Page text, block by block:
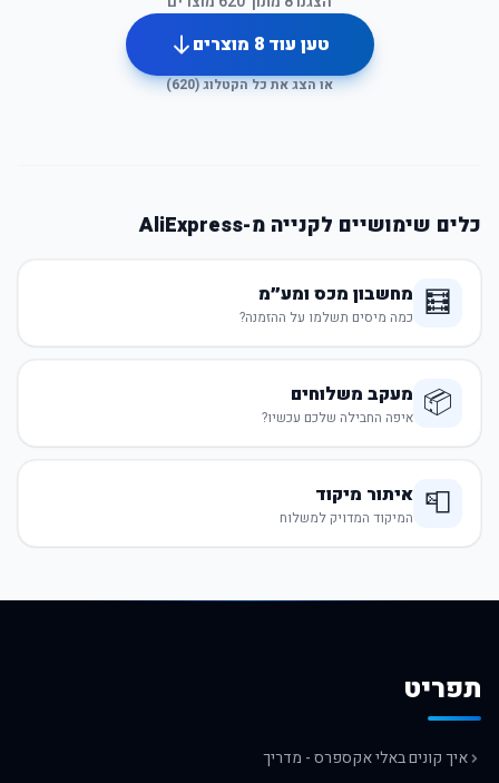
טען עוד8 מוצרים
או הצג את כל הקטלוג (620
)
כלים שימושיים לקנייה מ-AliExpress
🧮 מחשבון מכס ומע״מ
כמה מיסים תשלמו על ההזמנה?
📦 מעקב משלוחים
איפה החבילה שלכם עכשיו?
📮 איתור מיקוד
המיקוד המדויק למשלוח
תפריט
איך קונים באלי אקספרס - מדריך